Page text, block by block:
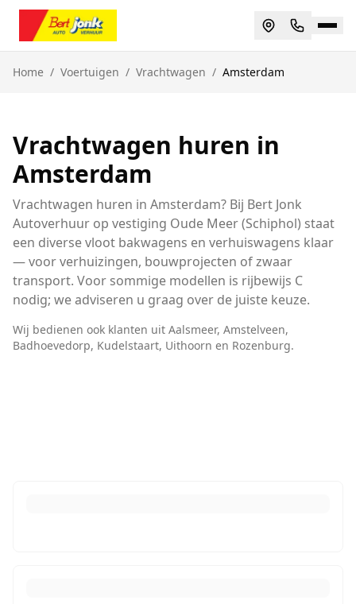
Home / Voertuigen / Vrachtwagen / Amsterdam
Vrachtwagen huren in
Amsterdam
Vrachtwagen huren in Amsterdam? Bij Bert Jonk
Autoverhuur op vestiging Oude Meer (Schiphol) staat
een diverse vloot bakwagens en verhuiswagens klaar
— voor verhuizingen, bouwprojecten of zwaar
transport. Voor sommige modellen is rijbewijs C
nodig; we adviseren u graag over de juiste keuze.
Wij bedienen ook klanten uit Aalsmeer, Amstelveen,
Badhoevedorp, Kudelstaart, Uithoorn en Rozenburg.